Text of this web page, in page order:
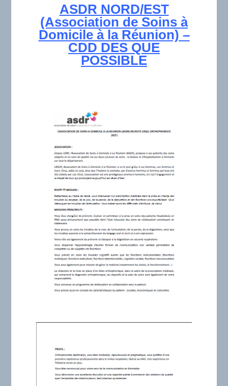
ASDR NORD/EST
(Association de Soins à
Domicile à la Réunion) –
CDD DES QUE
POSSIBLE